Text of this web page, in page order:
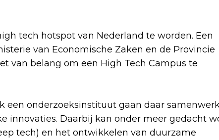
tech hotspot van Nederland te worden. Een
van Economische Zaken en de Provincie
van belang om een High Tech Campus te
een onderzoeksinstituut gaan daar
innovaties. Daarbij kan onder meer gedacht
tech) en het ontwikkelen van duurzame